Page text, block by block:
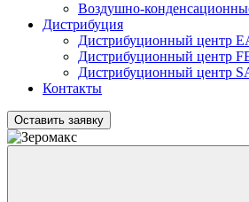
Воздушно-
Дистрибуция
Дистрибуционный центр
Дистрибуционный центр
Дистрибуционный центр
Контакты
Оставить заявку